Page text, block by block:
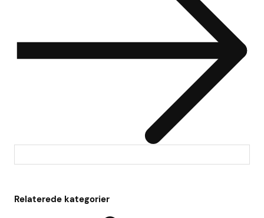
Relaterede kategorier